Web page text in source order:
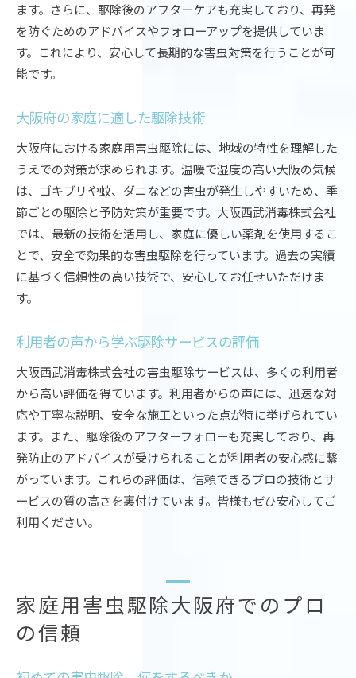
ます。さらに、駆除後のアフターケアも充実しており、再発
を防ぐためのアドバイスやフォローアップを提供していま
す。これにより、安心して長期的な害虫対策を行うことが可
能です。
大阪府の家庭に適した駆除技術
大阪府における家庭用害虫駆除には、地域の特性を理解した
うえでの対策が求められます。温暖で湿度の高い大阪の気候
は、ゴキブリや蚊、ダニなどの害虫が発生しやすいため、季
節ごとの駆除と予防対策が重要です。大阪西武消毒株式会社
では、最新の技術を活用し、家庭に優しい薬剤を使用するこ
とで、安全で効果的な害虫駆除を行っています。過去の実績
に基づく信頼性の高い技術で、安心してお任せいただけま
す。
利用者の声から学ぶ駆除サービスの評価
大阪西武消毒株式会社の害虫駆除サービスは、多くの利用者
から高い評価を得ています。利用者からの声には、迅速な対
応や丁寧な説明、安全な施工といった点が特に挙げられてい
ます。また、駆除後のアフターフォローも充実しており、再
発防止のアドバイスが受けられることが利用者の安心感に繋
がっています。これらの評価は、信頼できるプロの技術とサ
ービスの質の高さを裏付けています。皆様もぜひ安心してご
利用ください。
家庭用害虫駆除大阪府でのプロ
の信頼